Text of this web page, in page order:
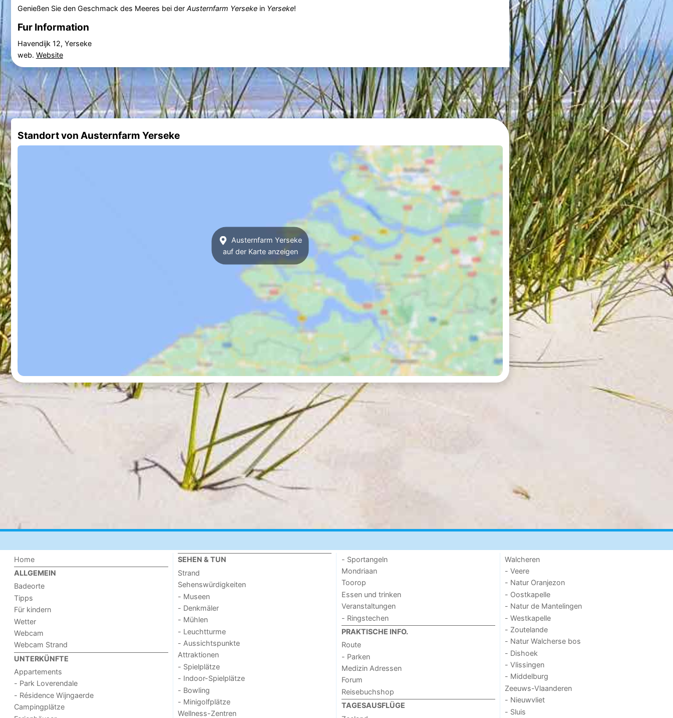
Genießen Sie den Geschmack des Meeres bei der Austernfarm Yersekein Yerseke!
Fur Information
Havendijk 12, Yerseke
web. Website
Standort von Austernfarm Yerseke
Austernfarm Yerseke
auf der Karte anzeigen
Home
ALLGEMEIN
Badeorte
Tipps
Für kindern
Wetter
Webcam
Webcam Strand
UNTERKÜNFTE
Appartements
- Park Loverendale
- Résidence Wijngaerde
Campingplätze
SEHEN & TUN
Strand
Sehenswürdigkeiten
- Museen
- Denkmäler
- Mühlen
- Leuchtturme
- Aussichtspunkte
Attraktionen
- Spielplätze
- Indoor-Spielplätze
- Bowling
- Minigolfplätze
Wellness-Zentren
- Sportangeln
Mondriaan
Toorop
Essen und trinken
Veranstaltungen
- Ringstechen
PRAKTISCHE INFO.
Route
- Parken
Medizin Adressen
Forum
Reisebuchshop
TAGESAUSFLÜGE
Walcheren
- Veere
- Natur Oranjezon
- Oostkapelle
- Natur de Mantelingen
- Westkapelle
- Zoutelande
- Natur Walcherse bos
- Dishoek
- Vlissingen
- Middelburg
Zeeuws-Vlaanderen
- Nieuwvliet
- Sluis